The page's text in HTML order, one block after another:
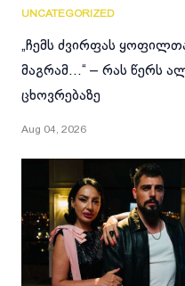
UNCATEGORIZED
„ჩემს ძვირფას
მაგრამ…“ – რას წერს
ცხოვრებაზე
Aug 04, 2026